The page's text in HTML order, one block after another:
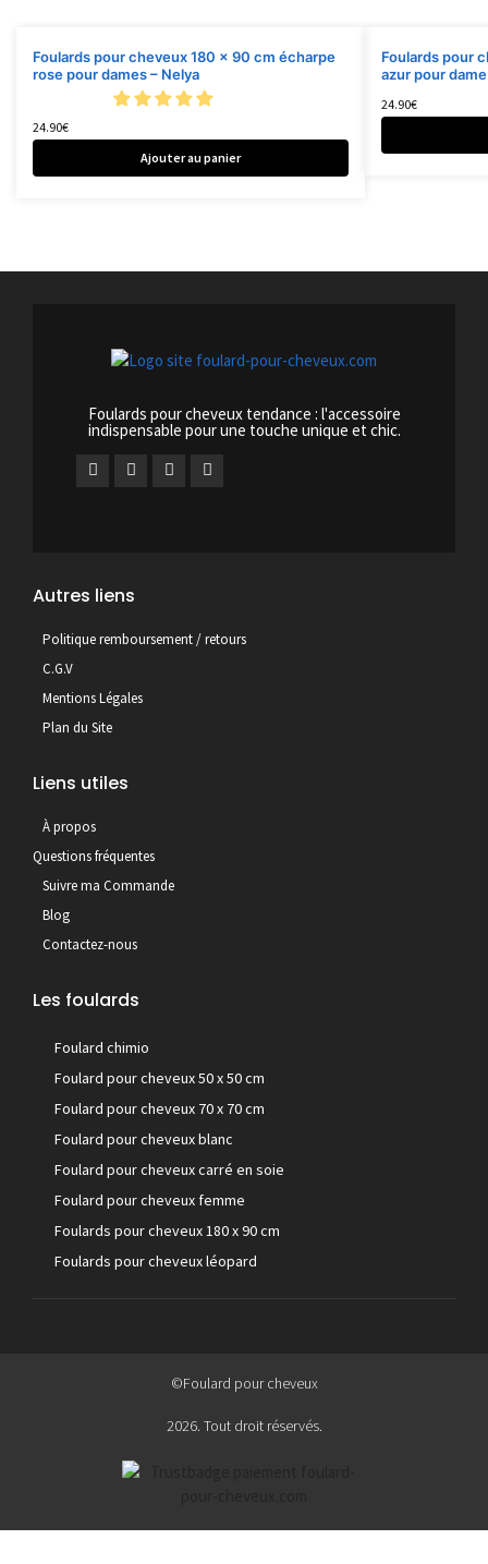
Foulards pour cheveux 180 x 90 cm écharpe
rose pour dames – Nelya
24.90€
Ajouter au panier
Foulards pour
azur pour
24.90€
Foulards pour cheveux tendance : l'accessoire
indispensable pour une touche unique et chic.
Autres liens
Politique remboursement / retours
C.G.V
Mentions Légales
Plan du Site
Liens utiles
À propos
Questions fréquentes
Suivre ma Commande
Blog
Contactez-nous
Les foulards
Foulard chimio
Foulard pour cheveux 50 x 50 cm
Foulard pour cheveux 70 x 70 cm
Foulard pour cheveux blanc
Foulard pour cheveux carré en soie
Foulard pour cheveux femme
Foulards pour cheveux 180 x 90 cm
Foulards pour cheveux léopard
©Foulard pour cheveux
2026. Tout droit réservés.